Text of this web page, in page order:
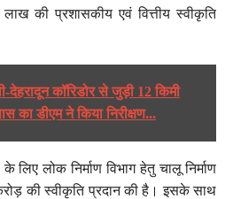
लाख की प्रशासकीय एवं वित्तीय स्वीकृति
देहरादून कॉरिडोर से जुड़ी 12 किमी
का डीएम ने किया निरीक्षण...
के लिए लोक निर्माण विभाग हेतु चालू निर्माण
की स्वीकृति प्रदान की है। इसके साथ